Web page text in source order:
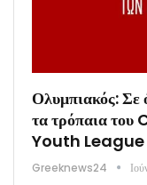
Ολυμπιακός: Σε
τα τρόπαια
Youth League
Greeknews24